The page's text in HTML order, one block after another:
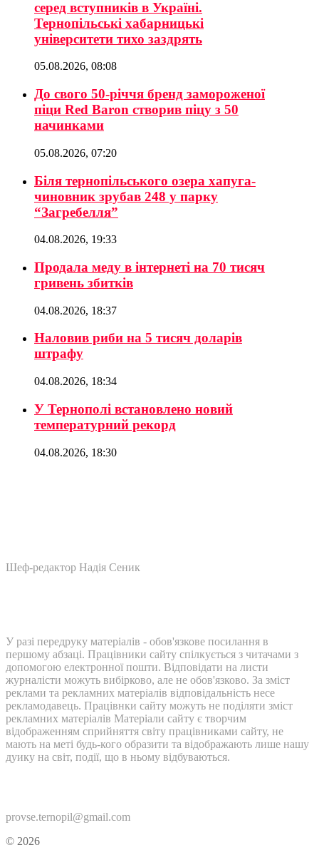
серед вступників в Україні.
Тернопільські хабарницькі
університети тихо заздрять
05.08.2026, 08:08
До свого 50-річчя бренд замороженої
піци Red Baron створив піцу з 50
начинками
05.08.2026, 07:20
Біля тернопільського озера хапуга-
чиновник зрубав 248 у парку
“Загребелля”
04.08.2026, 19:33
Продала меду в інтернеті на 70 тисяч
гривень збитків
04.08.2026, 18:37
Наловив риби на 5 тисяч доларів
штрафу
04.08.2026, 18:34
У Тернополі встановлено новий
температурний рекорд
04.08.2026, 18:30
Шеф-редактор Надія Сеник
У разі передруку матеріалів - обов'язкове посилання в
першому абзаці. Працівники сайту спілкується з читачами з
допомогою електронної пошти. Відповідати на листи
журналісти можуть вибірково, але не обов'язково. За зміст
реклами та рекламних матеріалів відповідальність несе
рекламодавець. Працівнки сайту можуть не поділяти зміст
рекламних матеріалів Матеріали сайту є творчим
відображенням сприйняття світу працівниками сайту, не
мають на меті будь-кого образити та відображають лише нашу
дуику на світ, події, що в ньому відбуваються.
provse.ternopil@gmail.com
© 2026